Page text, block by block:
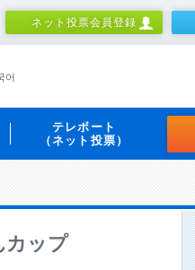
ネット投票会員登録
어
テレボート
（ネット投票）
カップ